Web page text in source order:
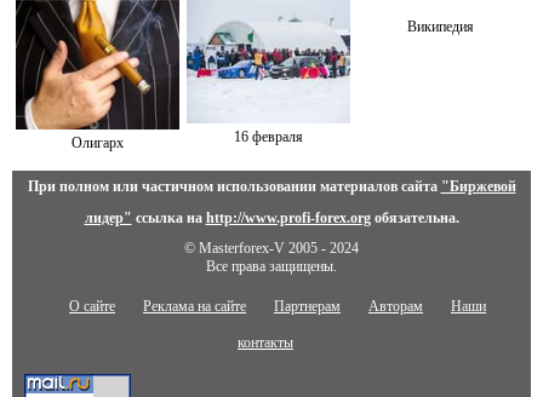
Олигарх 16 февраля
Википедия
При полном или частичном использовании материалов сайта "Биржевой
лидер" ссылка на http://www.profi-forex.orgобязательна.
© Masterforex-V 2005 - 2024
Все права защищены.
О сайте Реклама на сайте Партнерам Авторам Наши
контакты